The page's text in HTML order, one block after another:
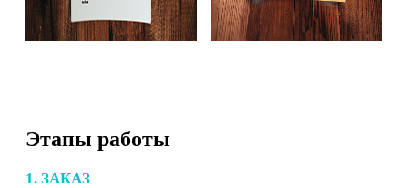
Этапы работы
1. ЗАКАЗ